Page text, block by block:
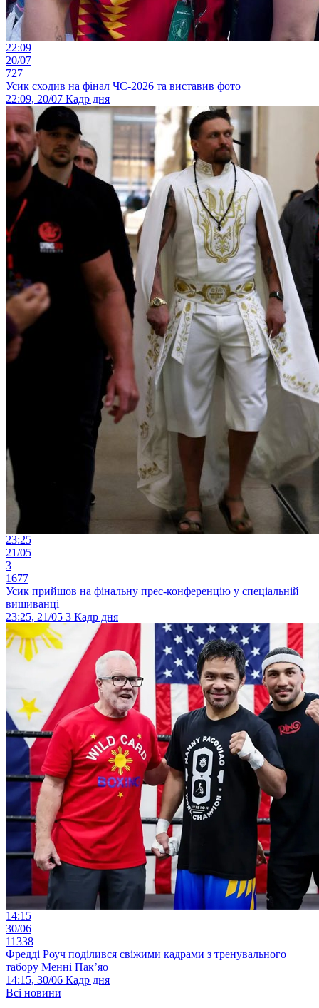
22:09
20/07
727
Усик сходив на фінал ЧС-2026 та виставив фото
22:09, 20/07 Кадр дня
23:25
21/05
3
1677
Усик прийшов на фінальну прес-конференцію у спеціальній
вишиванці
23:25, 21/05 3 Кадр дня
14:15
30/06
11338
Фредді Роуч поділився свіжими кадрами з тренувального
табору Менні Пак’яо
14:15, 30/06 Кадр дня
Всі новини